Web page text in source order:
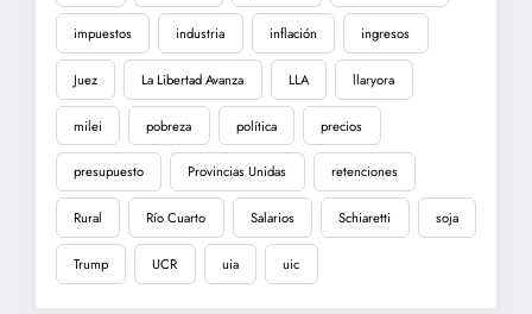
impuestos industria inflación ingresos
Juez La Libertad Avanza LLA llaryora
milei pobreza política precios
presupuesto Provincias Unidas retenciones
Rural Río Cuarto Salarios Schiaretti soja
Trump UCR uia uic